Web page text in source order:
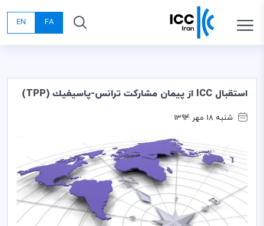
FA
EN
استقبال ICC از پيمان مشاركت ترانس-پاسيفيك (TPP)
شنبه 18 مهر 1394